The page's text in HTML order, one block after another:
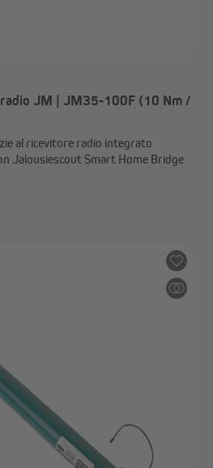
JM | JM35-100F (10 Nm /
al ricevitore radio integrato
Jalousiescout Smart Home Bridge